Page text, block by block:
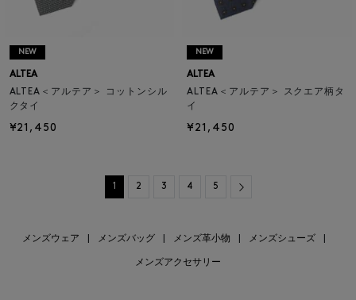
NEW
ALTEA
ALTEA＜アルテア＞ コットンシル
クタイ
¥21,450
NEW
ALTEA
ALTEA＜アルテア＞ スクエア柄タ
イ
¥21,450
1 2 3 4 5 Next
メンズウェア メンズバッグ メンズ革小物 メンズシューズ
メンズアクセサリー